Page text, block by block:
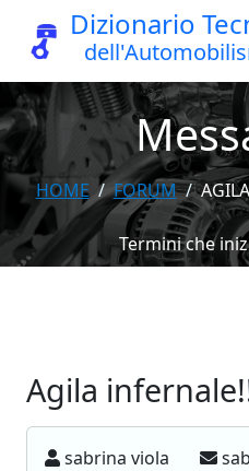
Dizionario
HOME FORUM
Termini che
Agila
sabrina viola